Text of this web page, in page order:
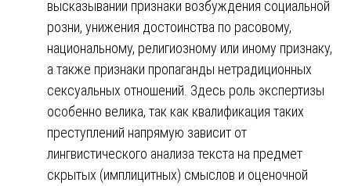
высказывании признаки возбуждения социальной
розни, унижения достоинства по расовому,
национальному, религиозному или иному признаку,
а также признаки пропаганды нетрадиционных
сексуальных отношений. Здесь роль экспертизы
особенно велика, так как квалификация таких
преступлений напрямую зависит от
лингвистического анализа текста на предмет
скрытых (имплицитных) смыслов и оценочной